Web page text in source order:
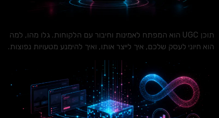
תוכן UGC הוא המפתח לאמינות וחיבור עם הלקוחות. גלו מהו, למה
הוא חיוני לעסק שלכם, איך לייצר אותו, ואיך להימנע מטעויות נפוצות.